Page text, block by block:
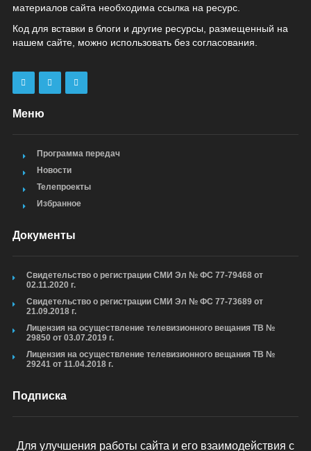
материалов сайта необходима ссылка на ресурс.
Код для вставки в блоги и другие ресурсы, размещенный на
нашем сайте, можно использовать без согласования.
Меню
Программа передач
Новости
Телепроекты
Избранное
Документы
Свидетельство о регистрации СМИ Эл № ФС 77-79468 от
02.11.2020 г.
Свидетельство о регистрации СМИ Эл № ФС 77-73689 от
21.09.2018 г.
Лицензия на осуществление телевизионного вещания ТВ №
29850 от 03.07.2019 г.
Лицензия на осуществление телевизионного вещания ТВ №
29241 от 11.04.2018 г.
Подписка
Для улучшения работы сайта и его взаимодействия с